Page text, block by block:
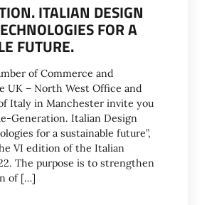
ITALIAN DESIGN
FOR A
FUTURE.
of Commerce and
UK – North West Office and
Italy in Manchester invite you
Generation. Italian Design
for a sustainable future”,
VI edition of the Italian
The purpose is to strengthen
of […]